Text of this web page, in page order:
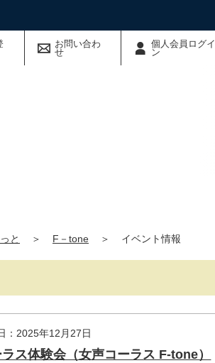
お問い合わ
せ
個人会員ログイ
ン
と ＞ F－tone ＞ イベント情報
：2025年12月27日
ラス体験会（女声コーラス F-tone）